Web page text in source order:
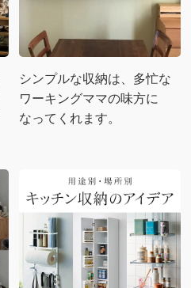
シンプルな収納は、多忙な
ワーキングママの味方に
なってくれます。